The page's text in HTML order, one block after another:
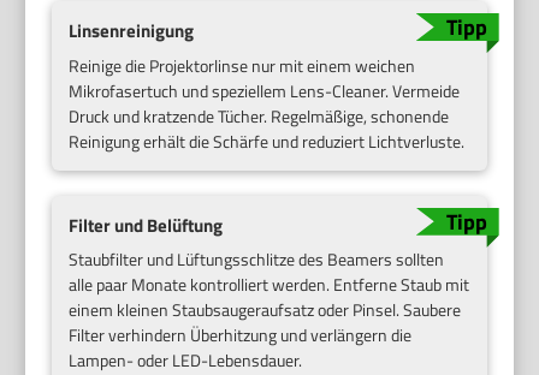
Linsenreinigung
Reinige die Projektorlinse nur mit einem weichen
Mikrofasertuch und speziellem Lens-Cleaner. Vermeide
Druck und kratzende Tücher. Regelmäßige, schonende
Reinigung erhält die Schärfe und reduziert Lichtverluste.
Filter und Belüftung
Staubfilter und Lüftungsschlitze des Beamers sollten
alle paar Monate kontrolliert werden. Entferne Staub mit
einem kleinen Staubsaugeraufsatz oder Pinsel. Saubere
Filter verhindern Überhitzung und verlängern die
Lampen- oder LED-Lebensdauer.